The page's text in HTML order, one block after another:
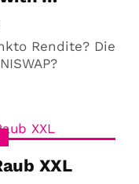
XXL
Rendite? Die
XXL